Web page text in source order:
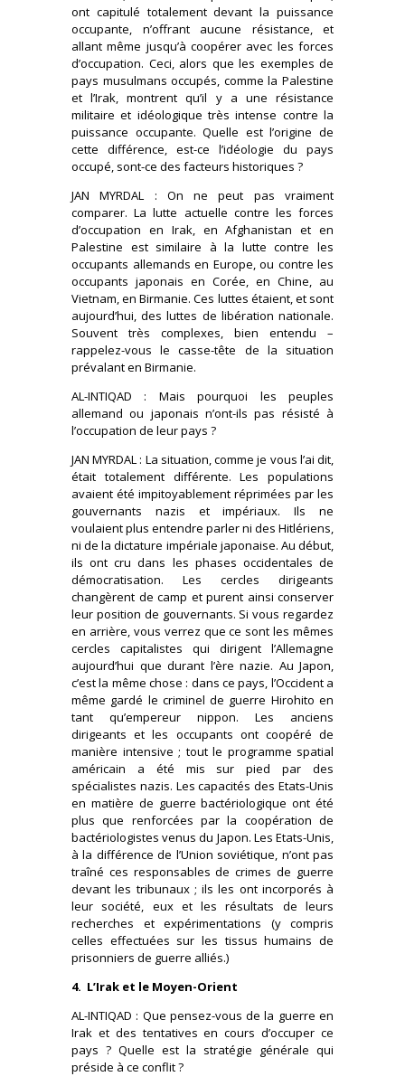
ont capitulé totalement devant la puissance
occupante, n’offrant aucune résistance, et
allant même jusqu’à coopérer avec les forces
d’occupation. Ceci, alors que les exemples de
pays musulmans occupés, comme la Palestine
et l’Irak, montrent qu’il y a une résistance
militaire et idéologique très intense contre la
puissance occupante. Quelle est l’origine de
cette différence, est-ce l’idéologie du pays
occupé, sont-ce des facteurs historiques ?
JAN MYRDAL : On ne peut pas vraiment
comparer. La lutte actuelle contre les forces
d’occupation en Irak, en Afghanistan et en
Palestine est similaire à la lutte contre les
occupants allemands en Europe, ou contre les
occupants japonais en Corée, en Chine, au
Vietnam, en Birmanie. Ces luttes étaient, et sont
aujourd’hui, des luttes de libération nationale.
Souvent très complexes, bien entendu –
rappelez-vous le casse-tête de la situation
prévalant en Birmanie.
AL-INTIQAD : Mais pourquoi les peuples
allemand ou japonais n’ont-ils pas résisté à
l’occupation de leur pays ?
JAN MYRDAL : La situation, comme je vous l’ai dit,
était totalement différente. Les populations
avaient été impitoyablement réprimées par les
gouvernants nazis et impériaux. Ils ne
voulaient plus entendre parler ni des Hitlériens,
ni de la dictature impériale japonaise. Au début,
ils ont cru dans les phases occidentales de
démocratisation. Les cercles dirigeants
changèrent de camp et purent ainsi conserver
leur position de gouvernants. Si vous regardez
en arrière, vous verrez que ce sont les mêmes
cercles capitalistes qui dirigent l’Allemagne
aujourd’hui que durant l’ère nazie. Au Japon,
c’est la même chose : dans ce pays, l’Occident a
même gardé le criminel de guerre Hirohito en
tant qu’empereur nippon. Les anciens
dirigeants et les occupants ont coopéré de
manière intensive ; tout le programme spatial
américain a été mis sur pied par des
spécialistes nazis. Les capacités des Etats-Unis
en matière de guerre bactériologique ont été
plus que renforcées par la coopération de
bactériologistes venus du Japon. Les Etats-Unis,
à la différence de l’Union soviétique, n’ont pas
traîné ces responsables de crimes de guerre
devant les tribunaux ; ils les ont incorporés à
leur société, eux et les résultats de leurs
recherches et expérimentations (y compris
celles effectuées sur les tissus humains de
prisonniers de guerre alliés.)
4. L’Irak et le Moyen-Orient
AL-INTIQAD : Que pensez-vous de la guerre en
Irak et des tentatives en cours d’occuper ce
pays ? Quelle est la stratégie générale qui
préside à ce conflit ?